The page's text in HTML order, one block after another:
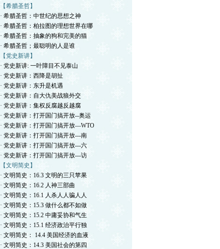
【希腊圣哲】
· 希腊圣哲：中世纪的思想之神
· 希腊圣哲：柏拉图的理想世界在哪
· 希腊圣哲：抽象的狗和完美的猫
· 希腊圣哲；最聪明的人是谁
【党史新讲】
· 党史新讲: 一叶障目不见泰山
· 党史新讲：西降是胡扯
· 党史新讲：东升是机遇
· 党史新讲：自大仇美战狼外交
· 党史新讲：集权反腐越反越腐
· 党史新讲：打开国门搞开放--奥运
· 党史新讲：打开国门搞开放—WTO
· 党史新讲：打开国门搞开放---南
· 党史新讲：打开国门搞开放---六
· 党史新讲：打开国门搞开放---访
【文明简史】
· 文明简史：16.3 文明的三只苹果
· 文明简史：16.2 人神三部曲
· 文明简史：16.1 人杀人人骗人人
· 文明简史：15.3 做什么都不如做
· 文明简史：15.2 中庸妥协和气生
· 文明简史：15.1 经济政治平行独
· 文明简史： 14.4 美国经济的血液
· 文明简史：14.3 美国社会的第四